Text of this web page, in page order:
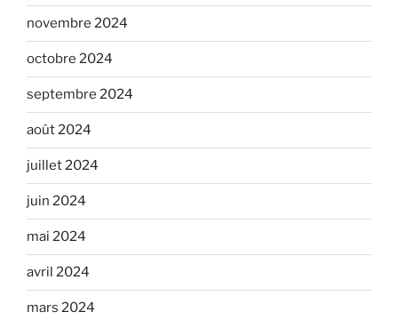
novembre 2024
octobre 2024
septembre 2024
août 2024
juillet 2024
juin 2024
mai 2024
avril 2024
mars 2024